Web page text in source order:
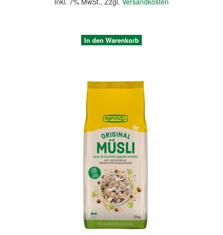
In den Warenkorb